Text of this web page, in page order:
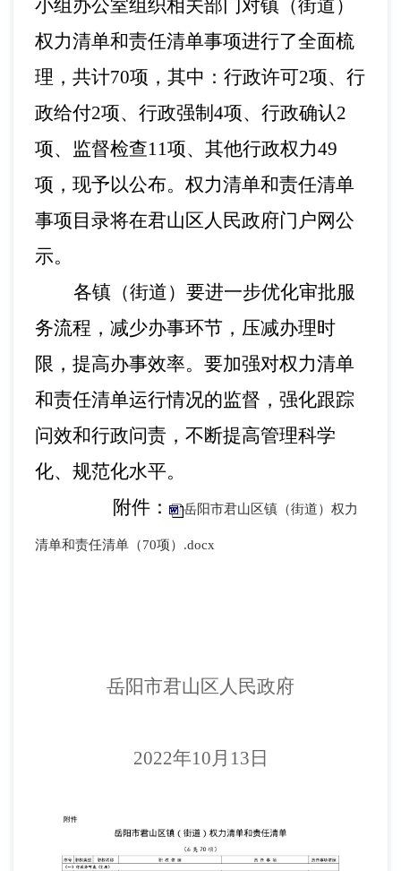
小组办公室组织相关部门对镇（街道）
权力清单和责任清单事项进行了全面梳
理，共计70项，其中：行政许可2项、行
政给付2项、行政强制4项、行政确认2
项、监督检查11项、其他行政权力49
项，现予以公布。权力清单和责任清单
事项目录将在君山区人民政府门户网公
示。
各镇（街道）要进一步优化审批服
务流程，减少办事环节，压减办理时
限，提高办事效率。要加强对权力清单
和责任清单运行情况的监督，强化跟踪
问效和行政问责，不断提高管理科学
化、规范化水平。
附件：
岳阳市君山区镇（街道）权力
清单和责任清单（70项）.docx
岳阳市君山区人民政府
2022年10月 13 日